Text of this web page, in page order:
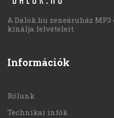
A Dalok.hu zeneáruház MP3
kínálja felvételeit.
Információk
Rólunk
Technikai infók